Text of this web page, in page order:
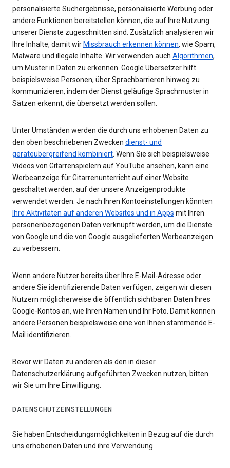
personalisierte Suchergebnisse, personalisierte Werbung oder
andere Funktionen bereitstellen können, die auf Ihre Nutzung
unserer Dienste zugeschnitten sind. Zusätzlich analysieren wir
Ihre Inhalte, damit wir Missbrauch erkennen können, wie Spam,
Malware und illegale Inhalte. Wir verwenden auch Algorithmen,
um Muster in Daten zu erkennen. Google Übersetzer hilft
beispielsweise Personen, über Sprachbarrieren hinweg zu
kommunizieren, indem der Dienst geläufige Sprachmuster in
Sätzen erkennt, die übersetzt werden sollen.
Unter Umständen werden die durch uns erhobenen Daten zu
den oben beschriebenen Zwecken dienst- und
geräteübergreifend kombiniert . Wenn Sie sich beispielsweise
Videos von Gitarrenspielern auf YouTube ansehen, kann eine
Werbeanzeige für Gitarrenunterricht auf einer Website
geschaltet werden, auf der unsere Anzeigenprodukte
verwendet werden. Je nach Ihren Kontoeinstellungen könnten
Ihre Aktivitäten auf anderen Websites und in Apps mit Ihren
personenbezogenen Daten verknüpft werden, um die Dienste
von Google und die von Google ausgelieferten Werbeanzeigen
zu verbessern.
Wenn andere Nutzer bereits über Ihre E-Mail-Adresse oder
andere Sie identifizierende Daten verfügen, zeigen wir diesen
Nutzern möglicherweise die öffentlich sichtbaren Daten Ihres
Google-Kontos an, wie Ihren Namen und Ihr Foto. Damit können
andere Personen beispielsweise eine von Ihnen stammende E-
Mail identifizieren.
Bevor wir Daten zu anderen als den in dieser
Datenschutzerklärung aufgeführten Zwecken nutzen, bitten
wir Sie um Ihre Einwilligung.
DATENSCHUTZEINSTELLUNGEN
Sie haben Entscheidungsmöglichkeiten in Bezug auf die durch
uns erhobenen Daten und ihre Verwendung